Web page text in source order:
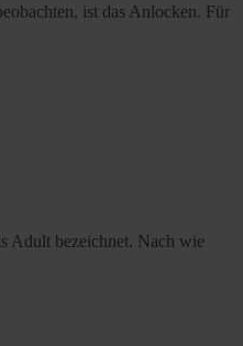
ist das Anlocken. Für
Adult bezeichnet. Nach wie